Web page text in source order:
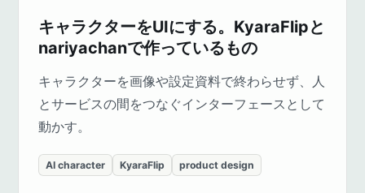
キャラクターをUIにする。KyaraFlipと
nariyachanで作っているもの
キャラクターを画像や設定資料で終わらせず、人
とサービスの間をつなぐインターフェースとして
動かす。
AI character KyaraFlip product design